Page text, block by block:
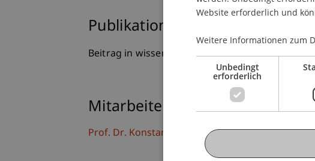
Publikationsart
Beitrag in wissenschaftlicher Fachzeitschrift
Mitarbeitende
Prof. Dr. Konstantina PapathanasiouLL.M.
Website erforderlich und
Weitere Informationen zum
Unbedingt
erforderlich